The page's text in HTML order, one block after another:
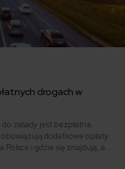
drogach w
zasady jest bezpłatne.
dodatkowe opłaty.
Polsce i gdzie się znajdują, a